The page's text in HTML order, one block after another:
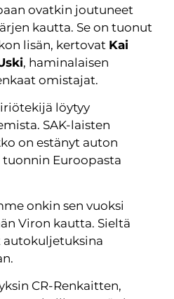
ovatkin joutuneet
kautta. Se on tuonut
lisän, kertovat Kai
, haminalaisen
omistajat.
löytyy
SAK-laisten
on estänyt auton
Euroopasta
onkin sen vuoksi
Viron kautta. Sieltä
CR-Renkaitten,